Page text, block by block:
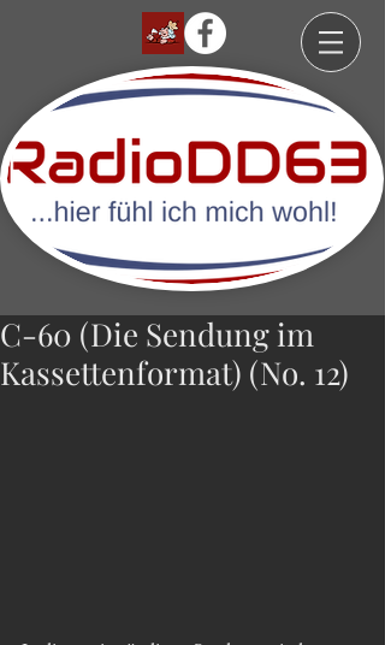
C-60 (Die Sendung im
Kassettenformat) (No. 12)